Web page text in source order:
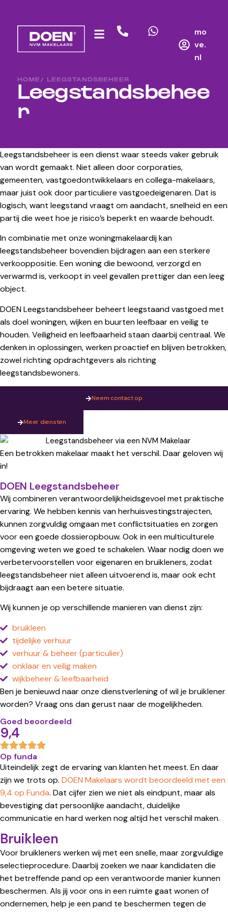
mo
ve.
nl
HOME / LEEGSTANDSBEHEER
Leegstandsbehee
r
Leegstandsbeheer is een dienst waar steeds vaker gebruik
van wordt gemaakt. Niet alleen door corporaties,
gemeenten, vastgoedontwikkelaars en collega-makelaars,
maar juist ook door particuliere vastgoedeigenaren. Dat is
logisch, want leegstand vraagt om aandacht, snelheid en een
partij die weet hoe je risico’s beperkt en waarde behoudt.
In combinatie met onze woningmakelaardij kan
leegstandsbeheer bovendien bijdragen aan een sterkere
verkooppositie. Een woning die bewoond, verzorgd en
verwarmd is, verkoopt in veel gevallen prettiger dan een leeg
object.
DOEN Leegstandsbeheer beheert leegstaand vastgoed met
als doel woningen, wijken en buurten leefbaar en veilig te
houden. Veiligheid en leefbaarheid staan daarbij centraal. We
denken in oplossingen, werken proactief en blijven betrokken,
zowel richting opdrachtgevers als richting
leegstandsbewoners.
Neem contact op
Meer diensten
Een betrokken makelaar maakt het verschil. Daar geloven wij
in!
DOEN Leegstandsbeheer
Wij combineren verantwoordelijkheidsgevoel met praktische
ervaring. We hebben kennis van herhuisvestingstrajecten,
kunnen zorgvuldig omgaan met conflictsituaties en zorgen
voor een goede dossieropbouw. Ook in een multiculturele
omgeving weten we goed te schakelen. Waar nodig doen we
verbetervoorstellen voor eigenaren en bruikleners, zodat
leegstandsbeheer niet alleen uitvoerend is, maar ook echt
bijdraagt aan een betere situatie.
Wij kunnen je op verschillende manieren van dienst zijn:
bruikleen
tijdelijke verhuur
verhuur & beheer (particulier)
onklaar en veilig maken
wijkbeheer & leefbaarheid
Ben je benieuwd naar onze dienstverlening of wil je bruiklener
worden? Vraag ons dan gerust naar de mogelijkheden.
Goed beoordeeld
9,4
Op funda
Uiteindelijk zegt de ervaring van klanten het meest. En daar
zijn we trots op. DOEN Makelaars wordt beoordeeld met een
9,4 op Funda. Dat cijfer zien we niet als eindpunt, maar als
bevestiging dat persoonlijke aandacht, duidelijke
communicatie en hard werken nog altijd het verschil maken.
Bruikleen
Voor bruikleners werken wij met een snelle, maar zorgvuldige
selectieprocedure. Daarbij zoeken we naar kandidaten die
het betreffende pand op een verantwoorde manier kunnen
beschermen. Als jij voor ons in een ruimte gaat wonen of
ondernemen, help je een pand te beschermen tegen de